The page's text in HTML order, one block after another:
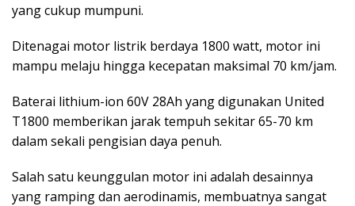
yang cukup mumpuni.
Ditenagai motor listrik berdaya 1800 watt, motor ini
mampu melaju hingga kecepatan maksimal 70 km/jam.
Baterai lithium-ion 60V 28Ah yang digunakan United
T1800 memberikan jarak tempuh sekitar 65-70 km
dalam sekali pengisian daya penuh.
Salah satu keunggulan motor ini adalah desainnya
yang ramping dan aerodinamis, membuatnya sangat